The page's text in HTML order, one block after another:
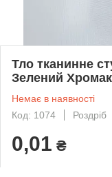
Тло тканинне
Зелений
Немає в наявності
Код: 1074
Роздріб
0,01 ₴